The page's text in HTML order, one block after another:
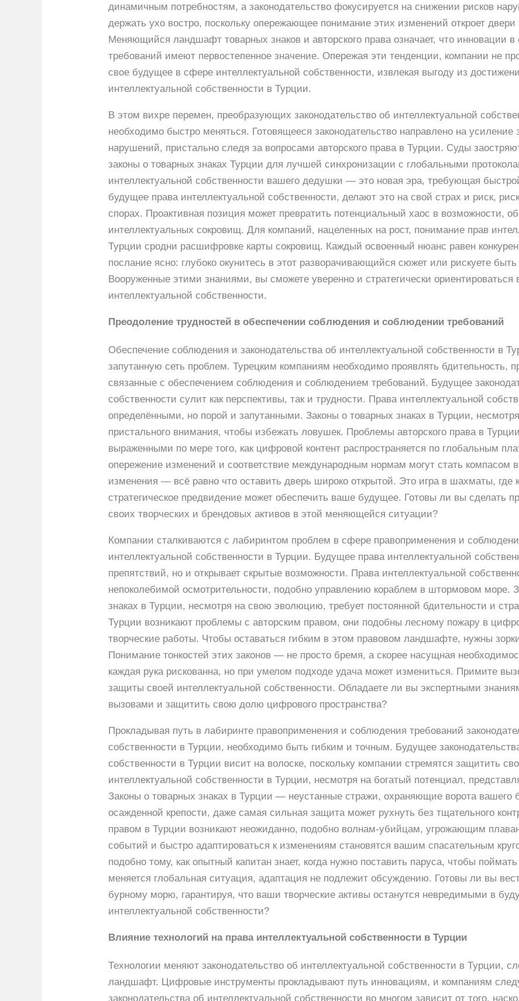
динамичным потребностям, а законодательство фокусируется на снижении рисков
держать ухо востро, поскольку опережающее понимание этих изменений откроет
Меняющийся ландшафт товарных знаков и авторского права означает, что инновации в
требований имеют первостепенное значение. Опережая эти тенденции, компании не
свое будущее в сфере интеллектуальной собственности, извлекая выгоду из
интеллектуальной собственности в Турции.
В этом вихре перемен, преобразующих законодательство об интеллектуальной
необходимо быстро меняться. Готовящееся законодательство направлено на
нарушений, пристально следя за вопросами авторского права в Турции. Суды
законы о товарных знаках Турции для лучшей синхронизации с глобальными
интеллектуальной собственности вашего дедушки — это новая эра, требующая
будущее права интеллектуальной собственности, делают это на свой страх и риск,
спорах. Проактивная позиция может превратить потенциальный хаос в возможности,
интеллектуальных сокровищ. Для компаний, нацеленных на рост, понимание прав
Турции сродни расшифровке карты сокровищ. Каждый освоенный нюанс равен
послание ясно: глубоко окунитесь в этот разворачивающийся сюжет или рискуете
Вооруженные этими знаниями, вы сможете уверенно и стратегически
интеллектуальной собственности.
Преодоление трудностей в обеспечении соблюдения и соблюдении требований
Обеспечение соблюдения и законодательства об интеллектуальной собственности в
запутанную сеть проблем. Турецким компаниям необходимо проявлять бдительность,
связанные с обеспечением соблюдения и соблюдением требований. Будущее
собственности сулит как перспективы, так и трудности. Права интеллектуальной
определёнными, но порой и запутанными. Законы о товарных знаках в Турции,
пристального внимания, чтобы избежать ловушек. Проблемы авторского права в
выраженными по мере того, как цифровой контент распространяется по глобальным
опережение изменений и соответствие международным нормам могут стать компасом
изменения — всё равно что оставить дверь широко открытой. Это игра в шахматы, где
стратегическое предвидение может обеспечить ваше будущее. Готовы ли вы сделать
своих творческих и брендовых активов в этой меняющейся ситуации?
Компании сталкиваются с лабиринтом проблем в сфере правоприменения и
интеллектуальной собственности в Турции. Будущее права интеллектуальной
препятствий, но и открывает скрытые возможности. Права интеллектуальной
непоколебимой осмотрительности, подобно управлению кораблем в штормовом море.
знаках в Турции, несмотря на свою эволюцию, требует постоянной бдительности и
Турции возникают проблемы с авторским правом, они подобны лесному пожару в
творческие работы. Чтобы оставаться гибким в этом правовом ландшафте, нужны
Понимание тонкостей этих законов — не просто бремя, а скорее насущная
каждая рука рискованна, но при умелом подходе удача может измениться. Примите
защиты своей интеллектуальной собственности. Обладаете ли вы экспертными
вызовами и защитить свою долю цифрового пространства?
Прокладывая путь в лабиринте правоприменения и соблюдения требований
собственности в Турции, необходимо быть гибким и точным. Будущее
собственности в Турции висит на волоске, поскольку компании стремятся защитить
интеллектуальной собственности в Турции, несмотря на богатый потенциал,
Законы о товарных знаках в Турции — неустанные стражи, охраняющие ворота вашего
осажденной крепости, даже самая сильная защита может рухнуть без тщательного
правом в Турции возникают неожиданно, подобно волнам-убийцам, угрожающим
событий и быстро адаптироваться к изменениям становятся вашим спасательным
подобно тому, как опытный капитан знает, когда нужно поставить паруса, чтобы
меняется глобальная ситуация, адаптация не подлежит обсуждению. Готовы ли вы
бурному морю, гарантируя, что ваши творческие активы останутся невредимыми в
интеллектуальной собственности?
Влияние технологий на права интеллектуальной собственности в Турции
Технологии меняют законодательство об интеллектуальной собственности в Турции,
ландшафт. Цифровые инструменты прокладывают путь инновациям, и компаниям
законодательства об интеллектуальной собственности во многом зависит от того,